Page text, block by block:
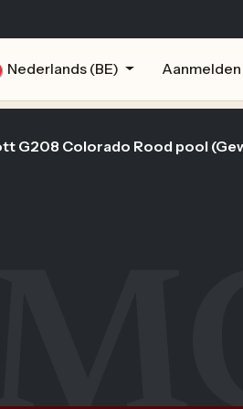
Contact
Nederlands (BE) Aanmelden
G208 Colorado Rood pool